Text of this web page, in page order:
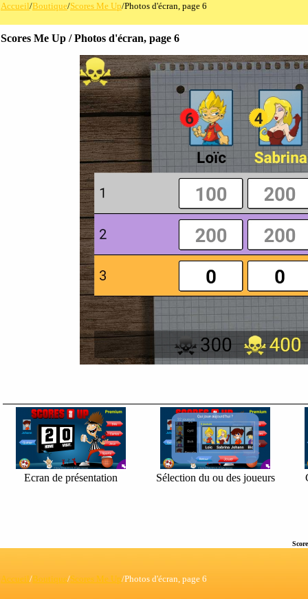
Accueil/Boutique/Scores Me Up/Photos d'écran, page 6
Scores Me Up / Photos d'écran, page 6
Ecran de présentation Sélection du ou des joueurs
Accueil/Boutique/Scores Me Up/Photos d'écran, page 6